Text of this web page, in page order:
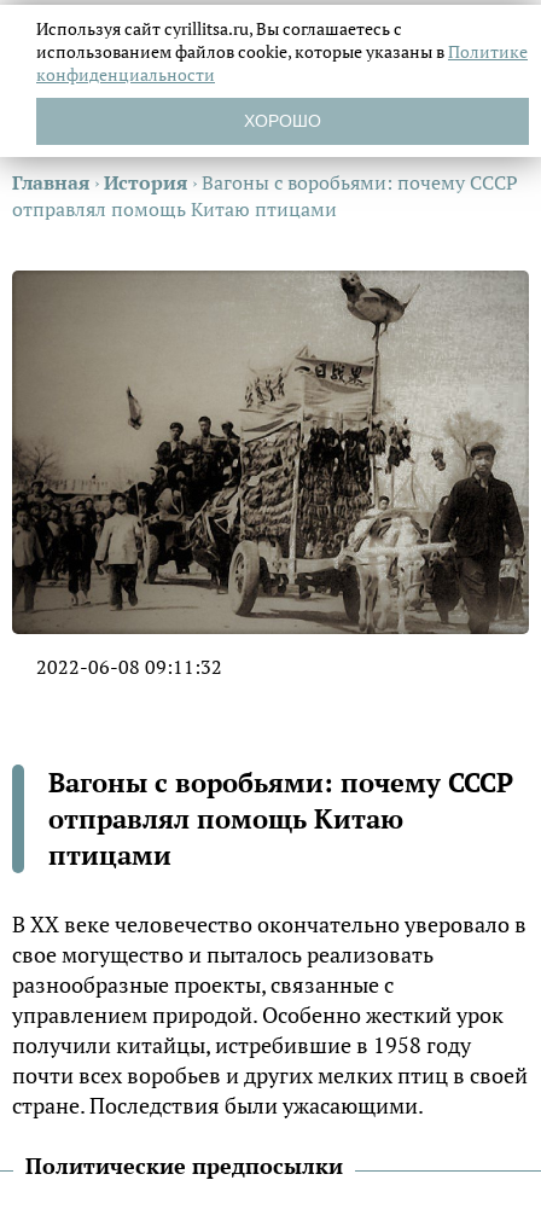
Главная ›История ›Вагоны с воробьями: почему СССР
отправлял помощь Китаю птицами
2022-06-08 09:11:32
Вагоны с воробьями: почему СССР
отправлял помощь Китаю
птицами
В ХХ веке человечество окончательно уверовало в
свое могущество и пыталось реализовать
разнообразные проекты, связанные с
управлением природой. Особенно жесткий урок
получили китайцы, истребившие в 1958 году
почти всех воробьев и других мелких птиц в своей
стране. Последствия были ужасающими.
Политические предпосылки
Используя сайт cyrillitsa.ru, Вы соглашаетесь с
использованием файловcookie, которые указаны вПолитике
конфиденциальности
ХОРОШО